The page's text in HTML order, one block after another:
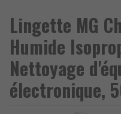
Lingette MG
Humide
Nettoyage
électronique,